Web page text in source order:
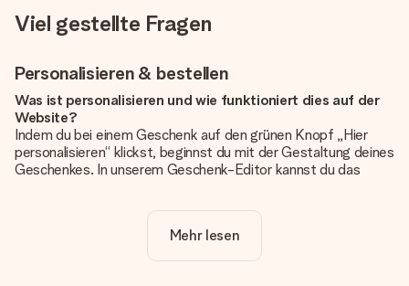
Viel gestellte Fragen
Personalisieren & bestellen
Was ist personalisieren und wie funktioniert dies auf der
Website?
Indem du bei einem Geschenk auf den grünen Knopf „Hier
personalisieren“ klickst, beginnst du mit der Gestaltung deines
Geschenkes. In unserem Geschenk-Editor kannst du das
noch eines unserer angebotenen Designs, um deinem
Geschenk die perfekte Ausstrahlung zu verleihen.
Mehr lesen